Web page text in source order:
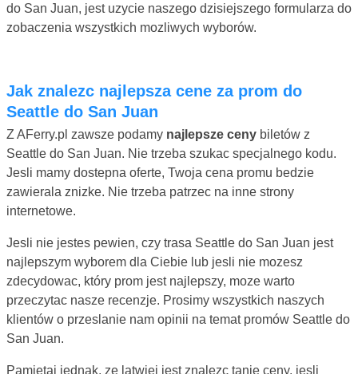
do San Juan, jest uzycie naszego dzisiejszego formularza do
zobaczenia wszystkich mozliwych wyborów.
Jak znalezc najlepsza cene za prom do
Seattle do San Juan
Z AFerry.pl zawsze podamy najlepsze ceny biletów z
Seattle do San Juan. Nie trzeba szukac specjalnego kodu.
Jesli mamy dostepna oferte, Twoja cena promu bedzie
zawierala znizke. Nie trzeba patrzec na inne strony
internetowe.
Jesli nie jestes pewien, czy trasa Seattle do San Juan jest
najlepszym wyborem dla Ciebie lub jesli nie mozesz
zdecydowac, który prom jest najlepszy, moze warto
przeczytac nasze recenzje. Prosimy wszystkich naszych
klientów o przeslanie nam opinii na temat promów Seattle do
San Juan.
Pamietaj jednak, ze latwiej jest znalezc tanie ceny, jesli